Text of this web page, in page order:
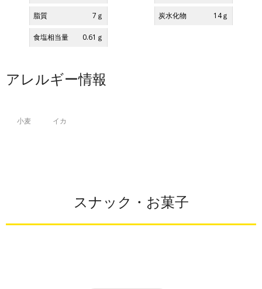
脂質 7ｇ
食塩相当量 0.61ｇ
炭水化物 14ｇ
アレルギー情報
小麦 イカ
スナック・お菓子